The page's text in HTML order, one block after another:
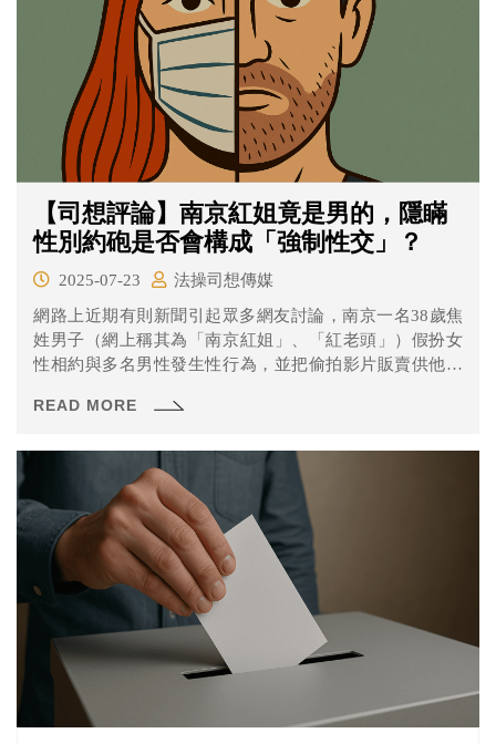
【司想評論】南京紅姐竟是男的，隱瞞
性別約砲是否會構成「強制性交」？
2025-07-23
法操司想傳媒
網路上近期有則新聞引起眾多網友討論，南京一名38歲焦
姓男子（網上稱其為「南京紅姐」、「紅老頭」）假扮女
性相約與多名男性發生性行為，並把偷拍影片販賣供他人
刑事拘留。
READ MORE